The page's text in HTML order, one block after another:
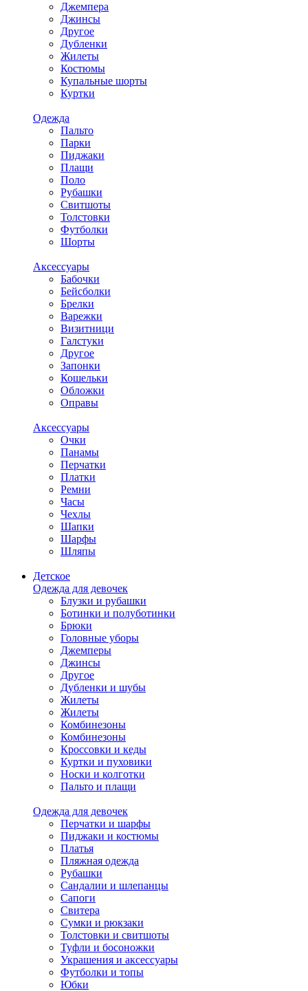
Джемпера
Джинсы
Другое
Дубленки
Жилеты
Костюмы
Купальные шорты
Куртки
Одежда
Пальто
Парки
Пиджаки
Плащи
Поло
Рубашки
Свитшоты
Толстовки
Футболки
Шорты
Аксессуары
Бабочки
Бейсболки
Брелки
Варежки
Визитници
Галстуки
Другое
Запонки
Кошельки
Обложки
Оправы
Аксессуары
Очки
Панамы
Перчатки
Платки
Ремни
Часы
Чехлы
Шапки
Шарфы
Шляпы
Детское
Одежда для девочек
Блузки и рубашки
Ботинки и полуботинки
Брюки
Головные уборы
Джемперы
Джинсы
Другое
Дубленки и шубы
Жилеты
Жилеты
Комбинезоны
Комбинезоны
Кроссовки и кеды
Куртки и пуховики
Носки и колготки
Пальто и плащи
Одежда для девочек
Перчатки и шарфы
Пиджаки и костюмы
Платья
Пляжная одежда
Рубашки
Сандалии и шлепанцы
Сапоги
Свитера
Сумки и рюкзаки
Толстовки и свитшоты
Туфли и босоножки
Украшения и аксессуары
Футболки и топы
Юбки